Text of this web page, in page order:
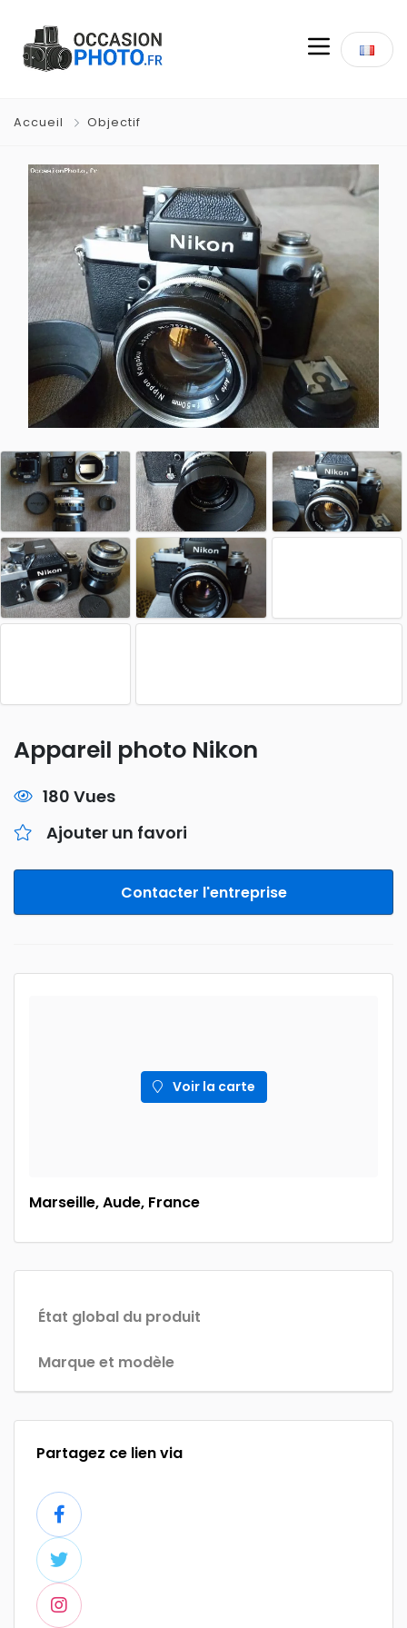
Accueil Objectif
Appareil photo Nikon
180 Vues
Ajouter un favori
Contacter l'entreprise
Voir la carte
Marseille, Aude, France
État global du produit
Marque et modèle
Partagez ce lien via